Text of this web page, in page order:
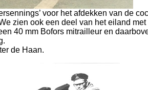
voor het afdekken van de
zien ook een deel van het eiland met
40 mm Bofors mitrailleur en
de Haan.